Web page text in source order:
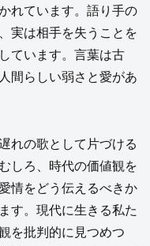
れています。語り手の
実は相手を失うことを
ています。言葉は古
間らしい弱さと愛があ
れの歌として片づける
しろ、時代の価値観を
情をどう伝えるべきか
す。現代に生きる私た
を批判的に見つめつ